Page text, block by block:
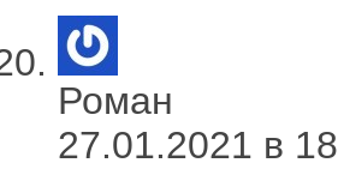
Роман
27.01.2021 в